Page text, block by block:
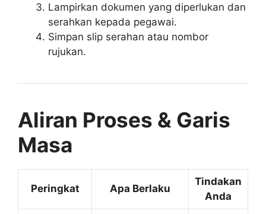
Lampirkan dokumen yang diperlukan dan
serahkan kepada pegawai.
Simpan slip serahan atau nombor
rujukan.
Aliran Proses & Garis
Masa
Peringkat Apa Berlaku
Tindakan
Anda